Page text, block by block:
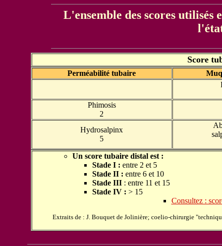
L'ensemble des scores
Score
Perméabilité tubaire
Phimosis
2
Hydrosalpinx
5
Un score tubaire distal est :
Stade I : entre 2 et 5
Stade II: entre 6 et 10
Stade III: entre 11 et 15
Stade IV : > 15
Consultez :
Extraits de : J. Bouquet de Jolinière; coelio-chirurgie